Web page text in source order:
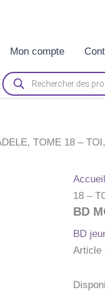
Mon compte
Recherche
de
produits
TOME 18 –
Accueil
18 –
BD
BD
Article